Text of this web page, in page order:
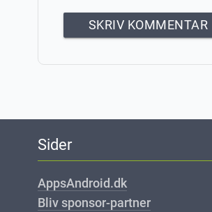
SKRIV KOMMENTAR
Sider
AppsAndroid.dk
Bliv sponsor-partner